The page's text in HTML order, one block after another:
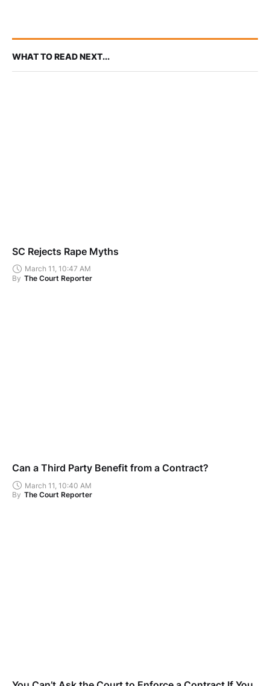
WHAT TO READ NEXT...
SC Rejects Rape Myths
March 11, 10:47 AM
By The Court Reporter
Can a Third Party Benefit from a Contract?
March 11, 10:40 AM
By The Court Reporter